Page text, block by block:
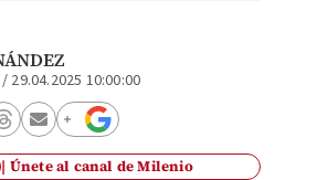
/ 29.04.2025 10:00:00
Únete al canal de Milenio